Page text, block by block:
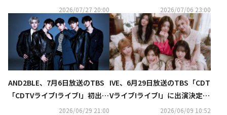
バズり中の「It's Me」を含む2
曲をフルサイズで披露
2026/07/27 20:00
決定！ヒット曲をフルサイズで
パフォーマンス
2026/07/06 23:00
AND2BLE、7月6日放送のTBS
「CDTVライブ!ライブ!」初出演
が決定！サブタイトル曲「Aur
2026/06/29 21:00
IVE、6月29日放送のTBS「CDT
Vライブ!ライブ!」に出演決定！
話題の楽曲をテレビ初披露
2026/06/09 10:52